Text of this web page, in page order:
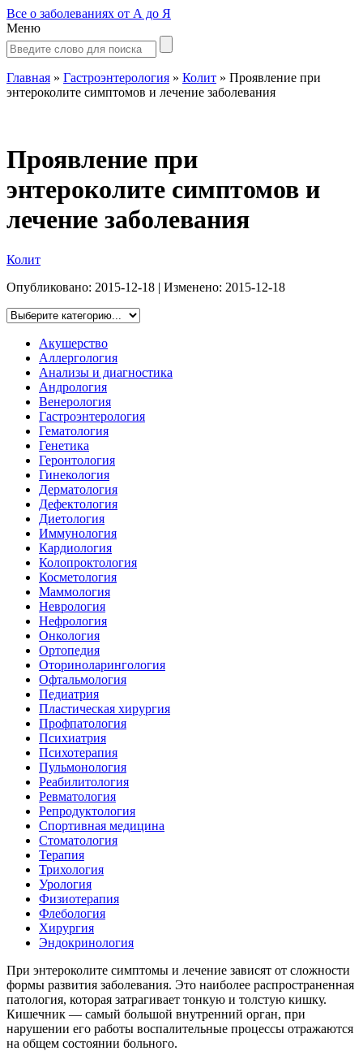
Все о заболеваниях от А до Я
Меню
Главная » Гастроэнтерология » Колит » Проявление при
энтероколите симптомов и лечение заболевания
Проявление при
энтероколите симптомов и
лечение заболевания
Колит
Опубликовано: 2015-12-18 | Изменено: 2015-12-18
Акушерство
Аллергология
Анализы и диагностика
Андрология
Венерология
Гастроэнтерология
Гематология
Генетика
Геронтология
Гинекология
Дерматология
Дефектология
Диетология
Иммунология
Кардиология
Колопроктология
Косметология
Маммология
Неврология
Нефрология
Онкология
Ортопедия
Оториноларингология
Офтальмология
Педиатрия
Пластическая хирургия
Профпатология
Психиатрия
Психотерапия
Пульмонология
Реабилитология
Ревматология
Репродуктология
Спортивная медицина
Стоматология
Терапия
Трихология
Урология
Физиотерапия
Флебология
Хирургия
Эндокринология
При энтероколите симптомы и лечение зависят от сложности
формы развития заболевания. Это наиболее распространенная
патология, которая затрагивает тонкую и толстую кишку.
Кишечник — самый большой внутренний орган, при
нарушении его работы воспалительные процессы отражаются
на общем состоянии больного.